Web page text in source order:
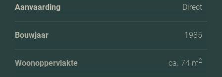
Aanvaarding Direct
Bouwjaar 1985
Woonoppervlakte ca. 74 m2